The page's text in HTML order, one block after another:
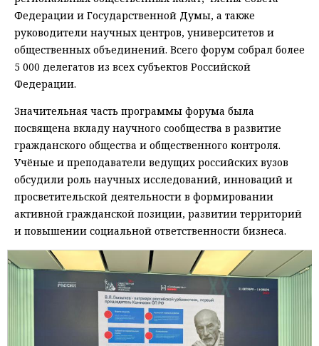
Федерации и Государственной Думы, а также
руководители научных центров, университетов и
общественных объединений. Всего форум собрал более
5 000 делегатов из всех субъектов Российской
Федерации.
Значительная часть программы форума была
посвящена вкладу научного сообщества в развитие
гражданского общества и общественного контроля.
Учёные и преподаватели ведущих российских вузов
обсудили роль научных исследований, инноваций и
просветительской деятельности в формировании
активной гражданской позиции, развитии территорий
и повышении социальной ответственности бизнеса.